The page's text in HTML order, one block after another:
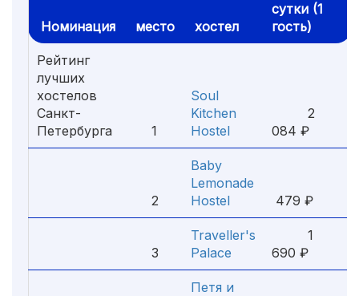
Номинация место хостел
сутки (1
гость)
Рейтинг
лучших
хостелов
Санкт-
Петербурга
1
Soul
Kitchen
Hostel
2
084 ₽
2
Baby
Lemonade
Hostel
479 ₽
3
Traveller's
Palace
1
690 ₽
Петя и